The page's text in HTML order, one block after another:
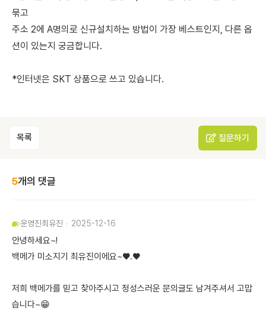
묶고
주소 2에 A명의로 신규설치하는 방법이 가장 베스트인지, 다른 옵
션이 있는지 궁금합니다.
*인터넷은 SKT 상품으로 쓰고 있습니다.
목록 질문하기
5개의 댓글
운영진최유진 2025-12-16
안녕하세요~!
백메가 미소지기 최유진이에요~♥.♥
저희 백메가를 믿고 찾아주시고 정성스러운 문의글도 남겨주셔서 고맙
습니다~😁